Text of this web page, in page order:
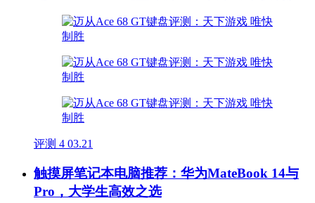
评测 4 03.21
触摸屏笔记本电脑推荐：华为MateBook 14与
Pro，大学生高效之选